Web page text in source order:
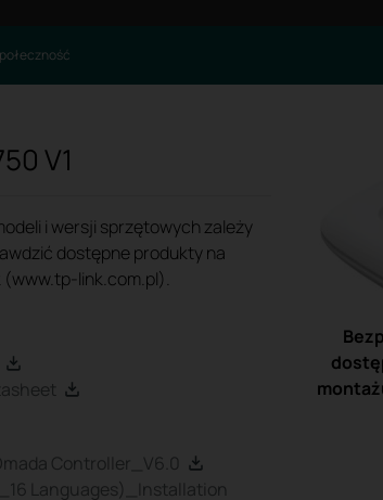
V1
i wersji sprzętowych zależy
dostępne produkty na
(www.tp-link.com.pl).
Controller_V6.0
Languages)_Installation